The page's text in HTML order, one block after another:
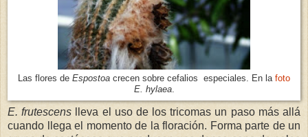
Las flores de Espostoa crecen sobre cefalios especiales. En la foto
E. hylaea.
E. frutescens lleva el uso de los tricomas un paso más allá
cuando llega el momento de la floración. Forma parte de un